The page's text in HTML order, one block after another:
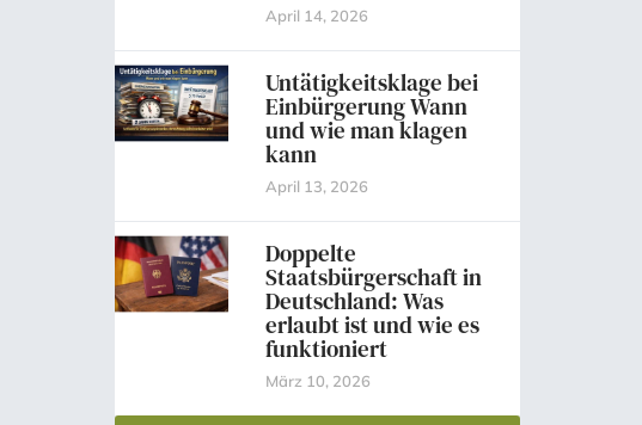
April 14, 2026
Untätigkeitsklage bei
Einbürgerung Wann
und wie man klagen
kann
April 13, 2026
Doppelte
Staatsbürgerschaft in
Deutschland: Was
erlaubt ist und wie es
funktioniert
März 10, 2026